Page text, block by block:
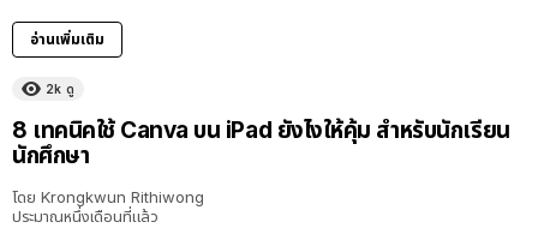
อ่านเพิ่มเติม
2k ดู
8 เทคนิคใช้ Canva บน iPad ยังไงให้คุ้ม สำหรับนักเรียน
นักศึกษา
โดย Krongkwun Rithiwong
ประมาณหนึ่งเดือนที่แล้ว